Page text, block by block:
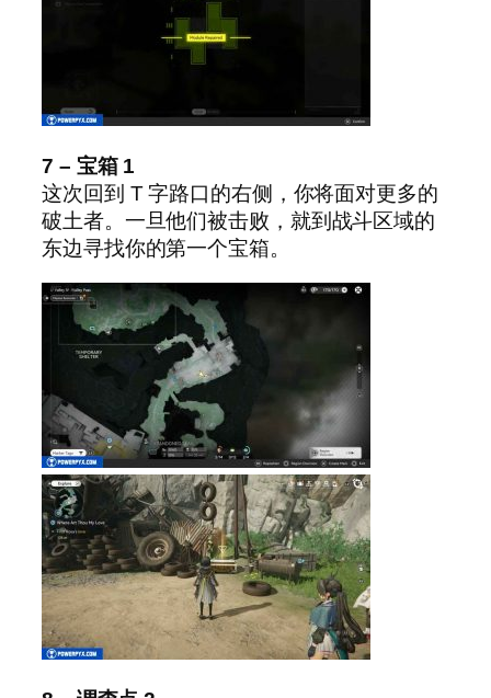
7 – 宝箱 1
这次回到 T 字路口的右侧，你将面对更多的
破土者。一旦他们被击败，就到战斗区域的
东边寻找你的第一个宝箱。